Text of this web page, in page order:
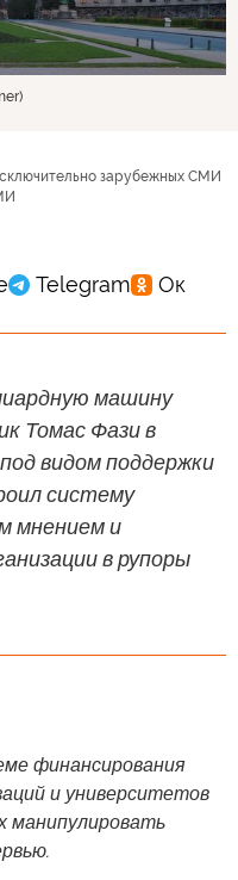
зарубежных СМИ
машину
Томас Фази в
видом поддержки
систему
мнением и
в рупоры
финансирования
и университетов